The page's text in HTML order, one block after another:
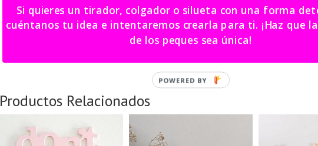
Producto por encargo. Plazo de entrega : 20 días aprox.
Pintadas en color a elegir: 25€
Productos Relacionados
Si quieres un tirador, colgador o silueta con una forma
cuéntanos tu idea e intentaremos crearla para ti. ¡Haz que la habitación
de los peques sea única!